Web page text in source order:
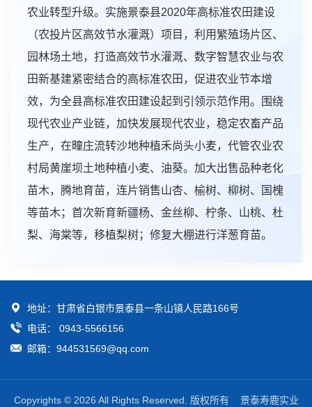
农业转型升级。实施景泰县2020年高标准农田建设
（农投片区高效节水灌溉）项目，利用繁殖场片区、
园林场土地，打造高效节水灌溉、数字智慧农业与农
田新基建紧密结合的高标准农田，促进农业节本增
效，为全县高标准农田建设起到引领示范作用。围绕
现代农业产业链，加快发展现代农业，稳定农畜产品
生产，在疃庄流转沙地种植禾尚头小麦，代管农业农
村局黄崖坝土地种植小麦、油葵。加大出售品种老化
苗木，腾地育苗，连片销售山杏、榆树、柳树、国槐
等苗木；首次新育新疆杨、金丝柳、柠条、山桃、杜
梨、海棠等，移植梨树；修复大棚进行洋葱育苗。

地址：甘肃省白银市景泰县一条山镇人民路166号
 电话： 0943-5566156
 邮箱：944531569@qq.com
Copyrights © 2026 All Rights Reserved. 版权所有 景泰寿鹿实业